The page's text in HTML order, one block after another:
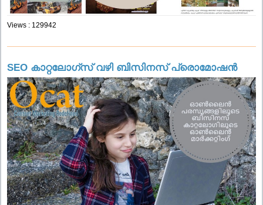
Views : 129942
SEO കാറ്റലോഗ്സ് വഴി ബിസിനസ് പ്രൊമോഷൻ